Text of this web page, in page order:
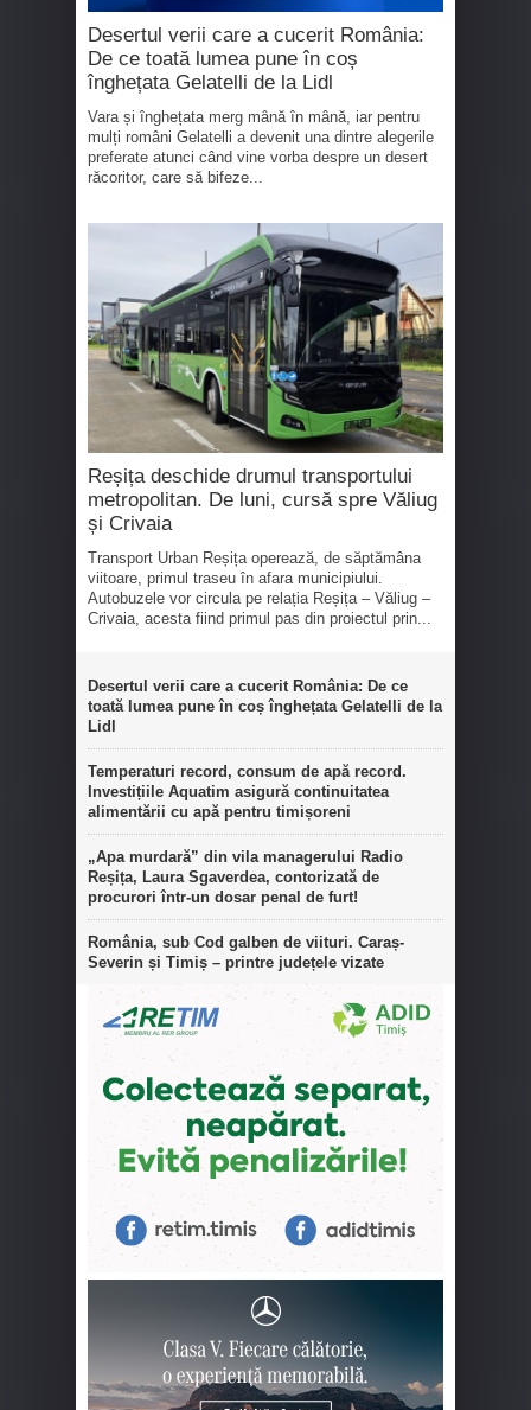
Desertul verii care a cucerit România:
De ce toată lumea pune în coș
înghețata Gelatelli de la Lidl
Vara și înghețata merg mână în mână, iar pentru
mulți români Gelatelli a devenit una dintre alegerile
preferate atunci când vine vorba despre un desert
răcoritor, care să bifeze...
Reșița deschide drumul transportului
metropolitan. De luni, cursă spre Văliug
și Crivaia
Transport Urban Reșița operează, de săptămâna
viitoare, primul traseu în afara municipiului.
Autobuzele vor circula pe relația Reșița – Văliug –
Crivaia, acesta fiind primul pas din proiectul prin...
Desertul verii care a cucerit România: De ce
toată lumea pune în coș înghețata Gelatelli de la
Lidl
Temperaturi record, consum de apă record.
Investițiile Aquatim asigură continuitatea
alimentării cu apă pentru timișoreni
„Apa murdară” din vila managerului Radio
Reșița, Laura Sgaverdea, contorizată de
procurori într-un dosar penal de furt!
România, sub Cod galben de viituri. Caraș-
Severin și Timiș – printre județele vizate